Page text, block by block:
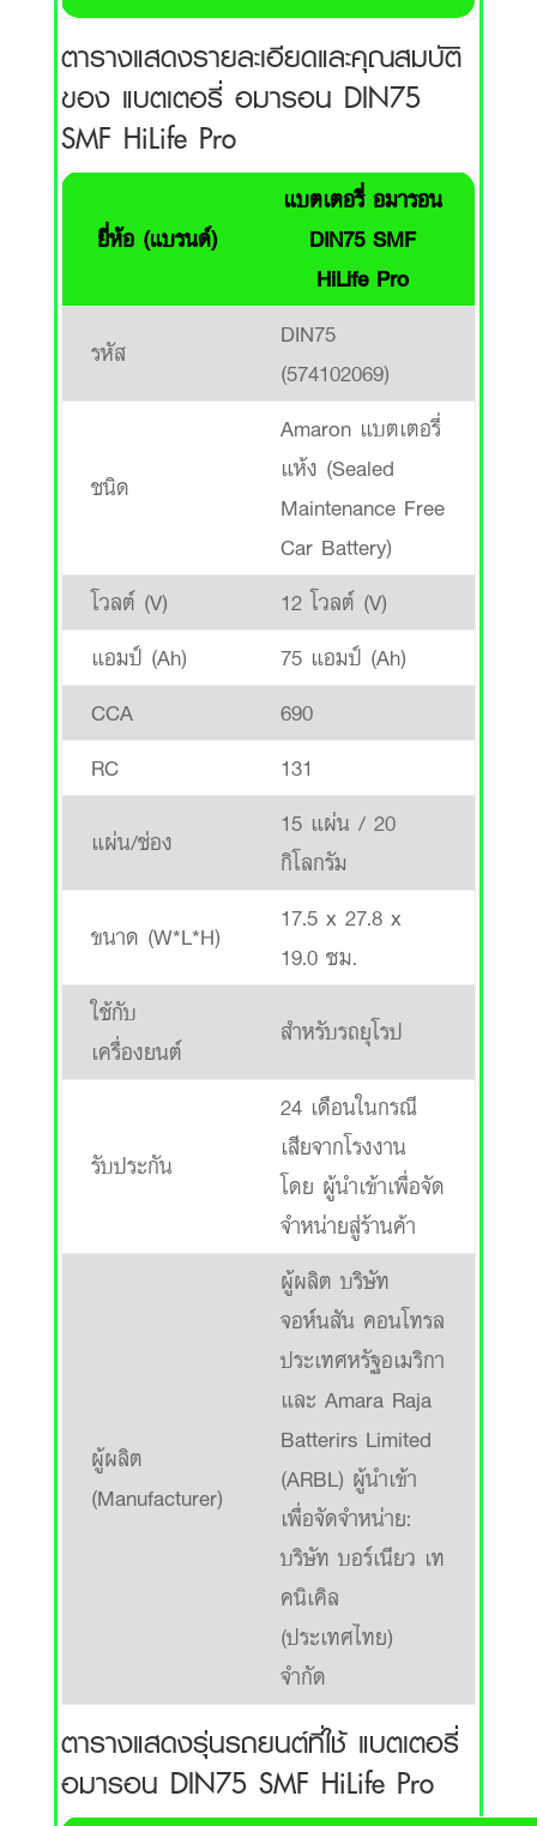
ตารางแสดงรายละเอียดและคุณสมบัติ
ของ แบตเตอรี่ อมารอน DIN75
SMF HiLife Pro
ยี่ห้อ (แบรนด์)
แบตเตอรี่ อมารอน
DIN75 SMF
HiLife Pro
รหัส
DIN75
(574102069)
ชนิด
Amaron แบตเตอรี่
แห้ง (Sealed
Maintenance Free
Car Battery)
โวลต์ (V)
12 โวลต์ (V)
แอมป์ (Ah)
75 แอมป์ (Ah)
CCA
690
RC
131
แผ่น/ช่อง
15 แผ่น / 20
กิโลกรัม
ขนาด (W*L*H)
17.5 x 27.8 x
19.0 ซม.
ใช้กับ
เครื่องยนต์
สำหรับรถยุโรป
รับประกัน
24 เดือนในกรณี
เสียจากโรงงาน
โดย ผู้นำเข้าเพื่อจัด
จำหน่ายสู่ร้านค้า
ผู้ผลิต
(Manufacturer)
ผู้ผลิต บริษัท
จอห์นสัน คอนโทรล
ประเทศหรัฐอเมริกา
และ Amara Raja
Batterirs Limited
(ARBL) ผู้นำเข้า
เพื่อจัดจำหน่าย:
บริษัท บอร์เนียว เท
คนิเคิล
(ประเทศไทย)
จำกัด
ตารางแสดงรุ่นรถยนต์ที่ใช้ แบตเตอรี่
อมารอน DIN75 SMF HiLife Pro